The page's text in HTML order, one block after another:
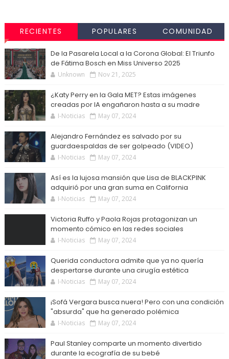
RECIENTES POPULARES COMUNIDAD
De la Pasarela Local a la Corona Global: El Triunfo
de Fátima Bosch en Miss Universo 2025
Unknown Nov 21, 2025
¿Katy Perry en la Gala MET? Estas imágenes
creadas por IA engañaron hasta a su madre
I-Noticias May 07, 2024
Alejandro Fernández es salvado por su
guardaespaldas de ser golpeado (VIDEO)
I-Noticias May 07, 2024
Así es la lujosa mansión que Lisa de BLACKPINK
adquirió por una gran suma en California
I-Noticias May 07, 2024
Victoria Ruffo y Paola Rojas protagonizan un
momento cómico en las redes sociales
I-Noticias May 07, 2024
Querida conductora admite que ya no quería
despertarse durante una cirugía estética
I-Noticias May 07, 2024
¡Sofá Vergara busca nuera! Pero con una condición
"absurda" que ha generado polémica
I-Noticias May 07, 2024
Paul Stanley comparte un momento divertido
durante la ecografía de su bebé